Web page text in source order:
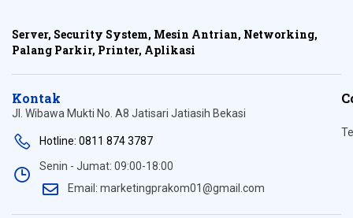
Server, Security System, Mesin Antrian, Networking,
Palang Parkir, Printer, Aplikasi
Kontak
Jl. Wibawa Mukti No. A8 Jatisari Jatiasih Bekasi
Hotline: 0811 874 3787
Senin - Jumat: 09:00-18:00
Email: marketingprakom01@gmail.com